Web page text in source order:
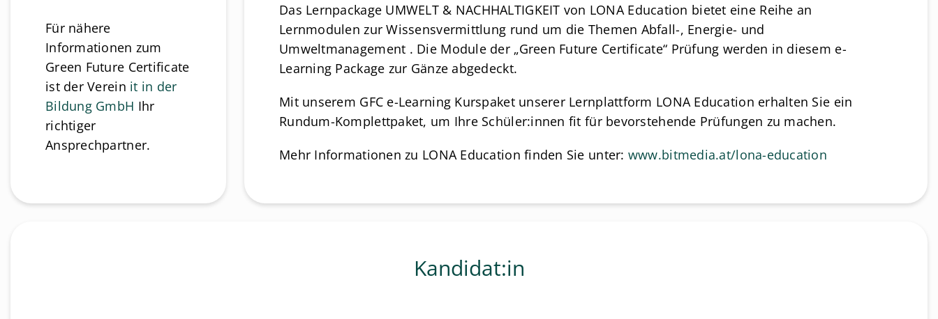
Für nähere
Informationen zum
Green Future Certificate
ist der Verein it in der
Bildung GmbH Ihr
richtiger
Ansprechpartner.
Das Lernpackage UMWELT & NACHHALTIGKEIT von LONA Education bietet eine Reihe an
Lernmodulen zur Wissensvermittlung rund um die Themen Abfall-, Energie- und
Umweltmanagement . Die Module der „Green Future Certificate“ Prüfung werden in diesem e-
Learning Package zur Gänze abgedeckt.
Mit unserem GFC e-Learning Kurspaket unserer Lernplattform LONA Education erhalten Sie ein
Rundum-Komplettpaket, um Ihre Schüler:innen fit für bevorstehende Prüfungen zu machen.
Mehr Informationen zu LONA Education finden Sie unter: www.bitmedia.at/lona-education
Kandidat:in